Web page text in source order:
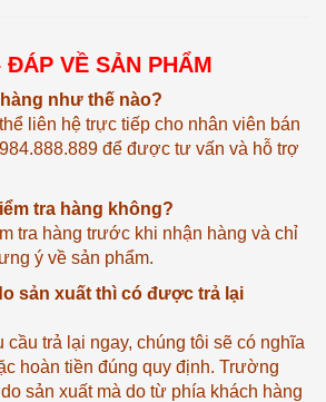
ĐÁP VỀ SẢN PHẨM
như thế nào?
liên hệ trực tiếp cho nhân viên bán
để được tư vấn và hỗ trợ
tra hàng không?
tra hàng trước khi nhận hàng và chỉ
ý về sản phẩm.
sản xuất thì có được trả lại
trả lại ngay, chúng tôi sẽ có nghĩa
hoàn tiền đúng quy định. Trường
sản xuất mà do từ phía khách hàng